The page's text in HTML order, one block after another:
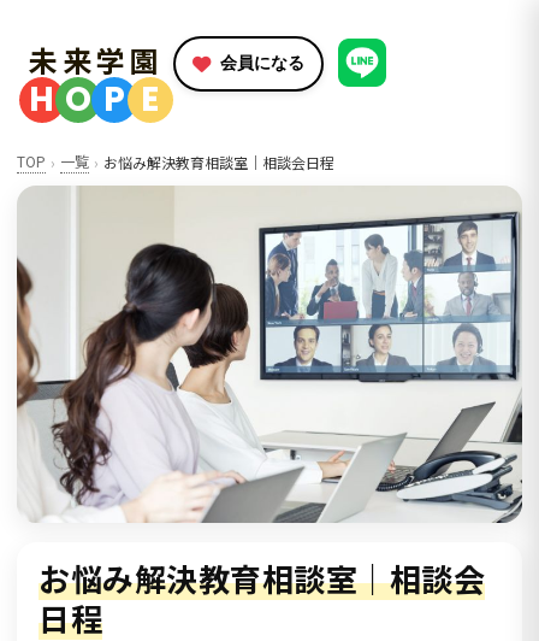
未来学園
H O P E
会員になる
TOP 一覧 お悩み解決教育相談室｜相談会日程
お悩み解決教育相談室｜相談会
日程